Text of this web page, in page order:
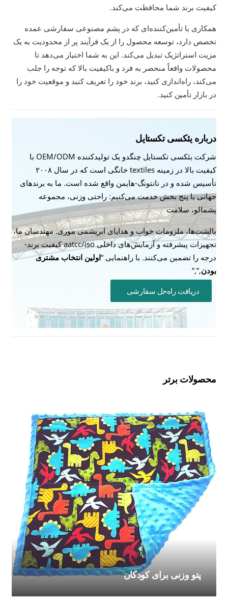
کیفیت برند شما محافظت می‌کند.
همکاری با تأمین‌کننده‌ای که در پشم مصنوعی سفارشی عمده
تخصص دارد، توسعه محصول را از یک فرآیند پر از محدودیت به یک
مزیت استراتژیک تبدیل می‌کند. این به شما اختیار می‌دهد تا
محصولات واقعاً منحصر به فرد و باکیفیت بالا که توجه را جلب
می‌کند، راه‌اندازی کنید، برند خود را تعریف کنید و موقعیت خود را
در بازار تأمین کنید.
درباره یئکسی تکستایل
شرکت یئکسی تکستایل چنگدو یک تولیدکننده OEM/ODM با
کیفیت بالا در زمینه textiles خانگی است که در سال ۲۰۰۸
تأسیس شده و در نانتونگ-هایمن واقع شده است. ما به برندهای
جهانی با پنج بخش خدمت می‌کنیم: راحتی وزنی، مجموعه
پشمالو، سلامت
بالشت‌ها، ملزومات خواب و هدایای ابریشمی موری. مهندسان ما،
تجهیزات پیشرفته و آزمایش‌های داخلی aatcc/iso کیفیت برند-
درجه را تضمین می‌کنند. با راهنمایی “اولین انتخاب مشتری
بودن,”,”
دریافت راه‌حل سفارشی
محصولات برتر
پتو وزنی برای کودکان